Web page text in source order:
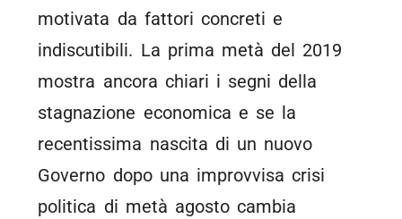
motivata da fattori concreti e
indiscutibili. La prima metà del 2019
mostra ancora chiari i segni della
stagnazione economica e se la
recentissima nascita di un nuovo
Governo dopo una improvvisa crisi
politica di metà agosto cambia